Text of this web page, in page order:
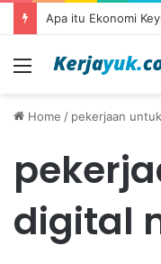
Apa itu Ekonomi
Menu
Home / pekerjaan
digital